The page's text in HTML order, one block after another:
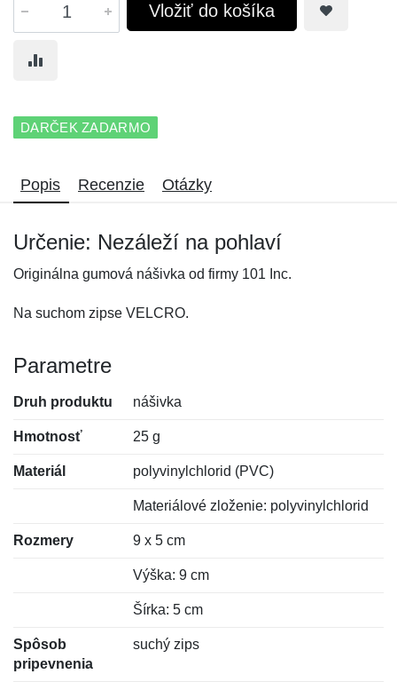
Vložiť do košíka
DARČEK ZADARMO
Popis Recenzie Otázky
Určenie: Nezáleží na pohlaví
Originálna gumová nášivka od firmy 101 Inc.
Na suchom zipse VELCRO.
Parametre
Druh produktu nášivka
Hmotnosť 25 g
Materiál polyvinylchlorid (PVC)
Materiálové zloženie: polyvinylchlorid
Rozmery 9 x 5 cm
Výška: 9 cm
Šírka: 5 cm
Spôsob
pripevnenia
suchý zips